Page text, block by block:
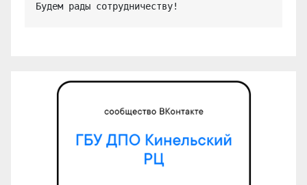
Будем рады сотрудничеству!